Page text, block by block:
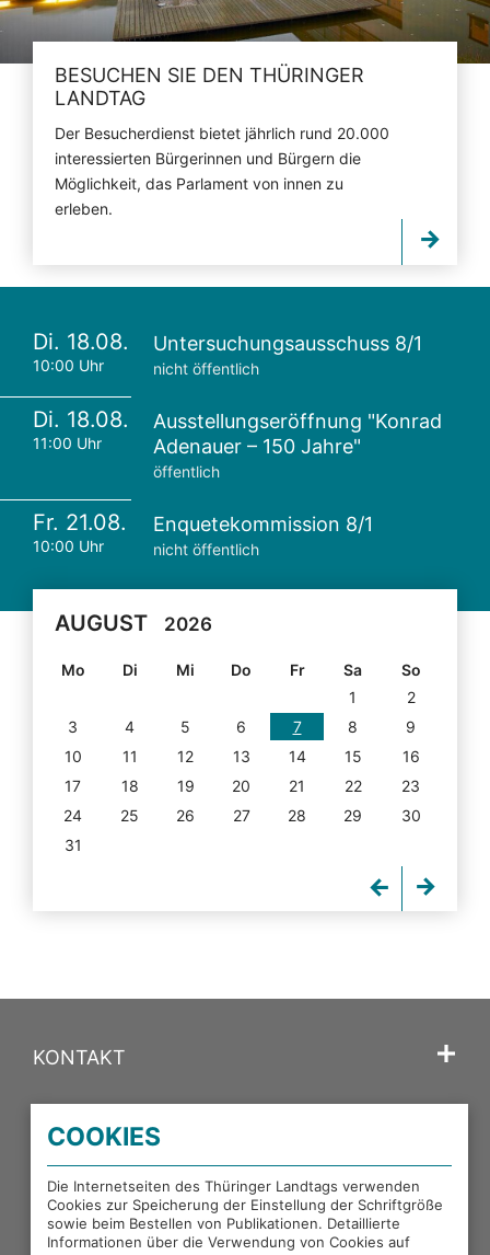
BESUCHEN SIE DEN THÜRINGER
LANDTAG
Der Besucherdienst bietet jährlich rund 20.000
interessierten Bürgerinnen und Bürgern die
Möglichkeit, das Parlament von innen zu
erleben.
Di. 18.08.
10:00 Uhr
Untersuchungsausschuss 8/1
nicht öffentlich
Di. 18.08.
11:00 Uhr
Ausstellungseröffnung "Konrad
Adenauer – 150 Jahre"
öffentlich
Fr. 21.08.
10:00 Uhr
Enquetekommission 8/1
nicht öffentlich
AUGUST 2026
Mo Di Mi Do Fr Sa
So
1
2
3
4 5 6 7 8
9
10
11 12 13 14 15
16
17
18 19 20 21 22
23
24
25 26 27 28 29
30
31
KONTAKT
PORTALE DES THÜRINGER LANDTAGS
EXTERNE LINKS
COOKIES
Die Internetseiten des Thüringer Landtags verwenden
Cookies zur Speicherung der Einstellung der Schriftgröße
sowie beim Bestellen von Publikationen. Detaillierte
Informationen über die Verwendung von Cookies auf